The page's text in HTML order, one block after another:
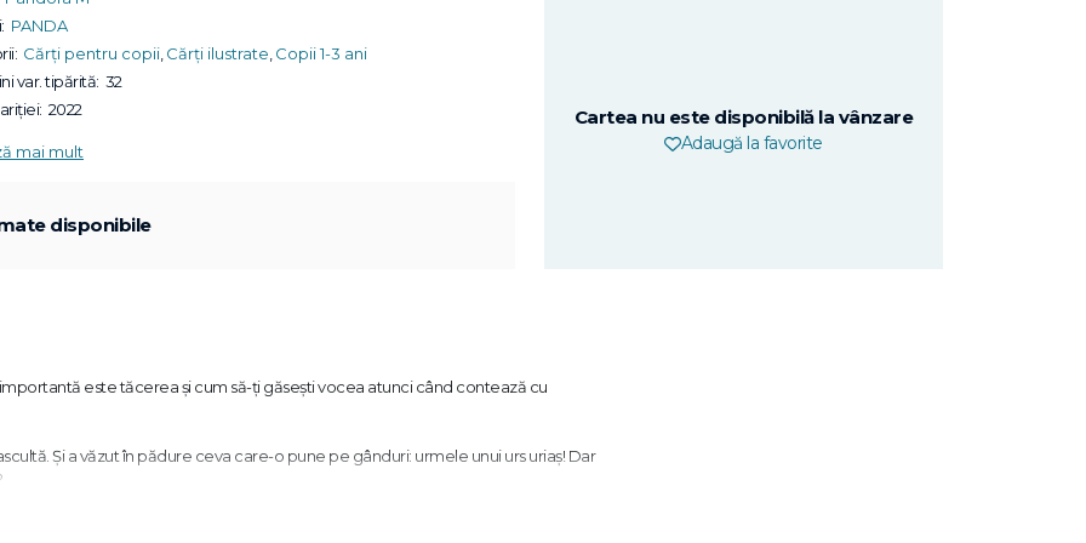
PANDA
Cărți pentru copii Cărți ilustrate Copii 1-3 ani
var. tipărită: 32
2022
mai mult
disponibile
Cartea nu este disponibilă la vânzare
Adaugă la favorite
este tăcerea și cum să-ți găsești vocea atunci când contează cu
Și a văzut în pădure ceva care-o pune pe gânduri: urmele unui urs uriaș! Dar